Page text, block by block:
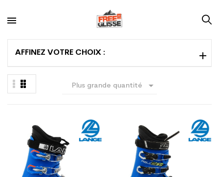
AFFINEZ VOTRE CHOIX :
Plus grande quantité 